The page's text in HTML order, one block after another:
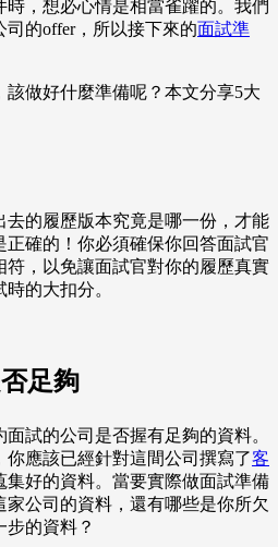
，想必心情是相當雀躍的。我們
的offer，所以接下來的面試準
做好什麼準備呢？本文分享5大
的履歷版本究竟是哪一份，才能
確的！你必須確保你回答面試官
符，以免讓面試官對你的履歷真實
的大扣分。
足夠
試的公司是否握有足夠的資料。
應該已經針對這間公司撰寫了客
集好的資料。當要實際做面試準備
公司的資料，還有哪些是你所欠
的資料？